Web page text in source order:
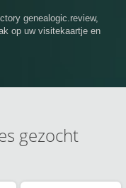
genealogic.review,
op uw visitekaartje en
gezocht